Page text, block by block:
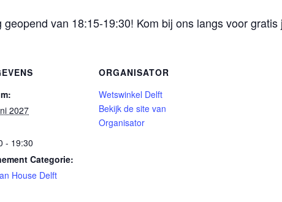
van 18:15-19:30! Kom bij ons langs voor gratis
2027
- 19:30
Categorie:
House Delft
ORGANISATOR
Wetswinkel Delft
Bekijk de site van
Organisator